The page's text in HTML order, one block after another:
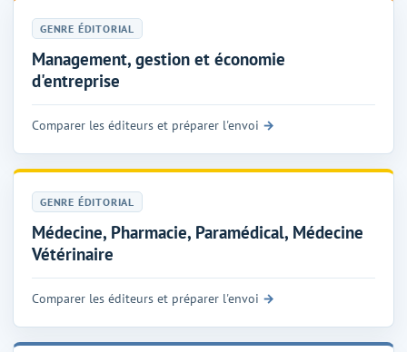
GENRE ÉDITORIAL
Management, gestion et économie
d'entreprise
Comparer les éditeurs et préparer l'envoi
GENRE ÉDITORIAL
Médecine, Pharmacie, Paramédical, Médecine
Vétérinaire
Comparer les éditeurs et préparer l'envoi